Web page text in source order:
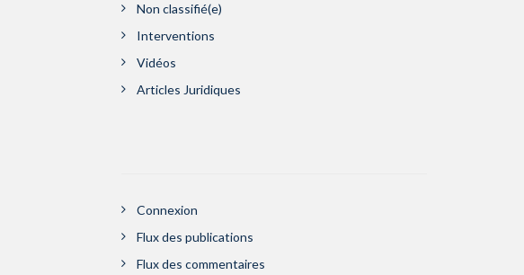
Non classifié(e)
Interventions
Vidéos
Articles Juridiques
Connexion
Flux des publications
Flux des commentaires